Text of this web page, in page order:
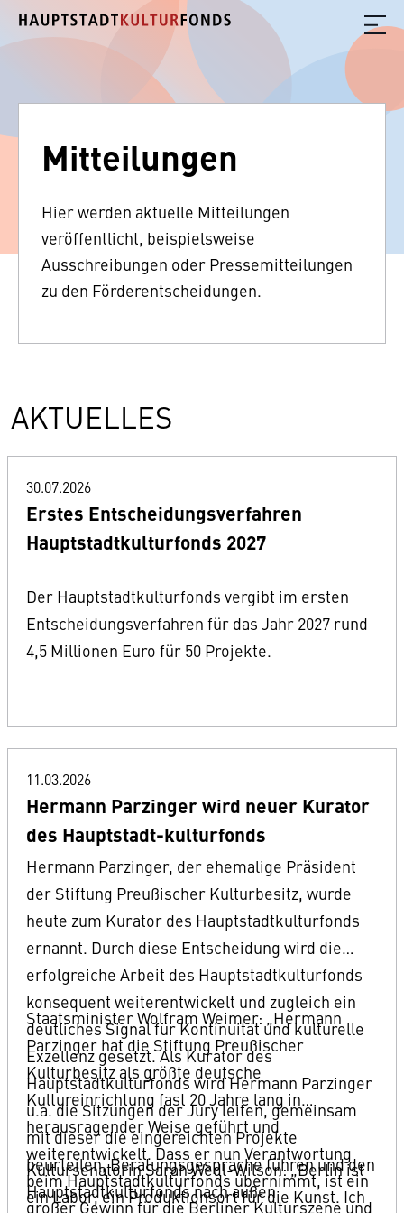
Mitteilungen
Hier werden aktuelle Mitteilungen
veröffentlicht, beispielsweise
Ausschreibungen oder Pressemitteilungen
zu den Förderentscheidungen.
AKTUELLES
30.07.2026
Erstes Entscheidungsverfahren
Hauptstadtkulturfonds 2027
Der Hauptstadtkulturfonds vergibt im ersten
Entscheidungsverfahren für das Jahr 2027 rund
4,5 Millionen Euro für 50 Projekte.
11.03.2026
Hermann Parzinger wird neuer Kurator
des Hauptstadt-kulturfonds
Hermann Parzinger, der ehemalige Präsident
der Stiftung Preußischer Kulturbesitz, wurde
heute zum Kurator des Hauptstadtkulturfonds
ernannt. Durch diese Entscheidung wird die
erfolgreiche Arbeit des Hauptstadtkulturfonds
konsequent weiterentwickelt und zugleich ein
deutliches Signal für Kontinuität und kulturelle
Exzellenz gesetzt. Als Kurator des
Hauptstadtkulturfonds wird Hermann Parzinger
u.a. die Sitzungen der Jury leiten, gemeinsam
mit dieser die eingereichten Projekte
beurteilen, Beratungsgespräche führen und den
Hauptstadtkulturfonds nach außen
Staatsminister Wolfram Weimer: „Hermann
Parzinger hat die Stiftung Preußischer
Kulturbesitz als größte deutsche
Kultureinrichtung fast 20 Jahre lang in
herausragender Weise geführt und
weiterentwickelt. Dass er nun Verantwortung
beim Hauptstadtkulturfonds übernimmt, ist ein
großer Gewinn für die Berliner Kulturszene und
Kultursenatorin Sarah Wedl-Wilson: „Berlin ist
ein Labor, ein Produktionsort für die Kunst. Ich